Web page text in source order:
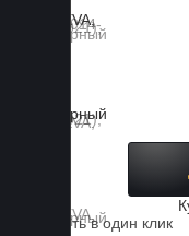
Купить в один клик